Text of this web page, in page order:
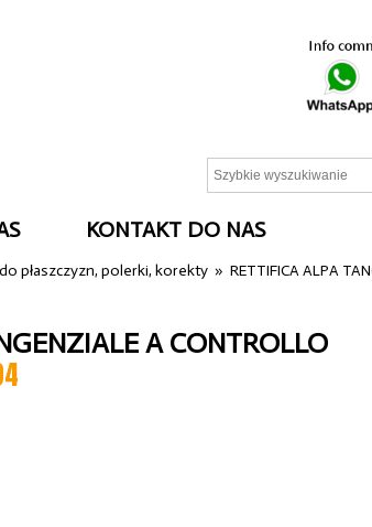
KONTAKT DO NAS
płaszczyzn, polerki, korekty »RETTIFICA ALPA
A CONTROLLO